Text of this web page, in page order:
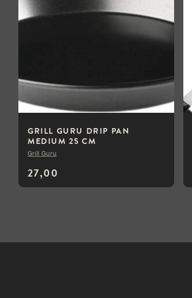
GRILL GURU DRIP PAN
MEDIUM 25 CM
27,00
Grill Guru